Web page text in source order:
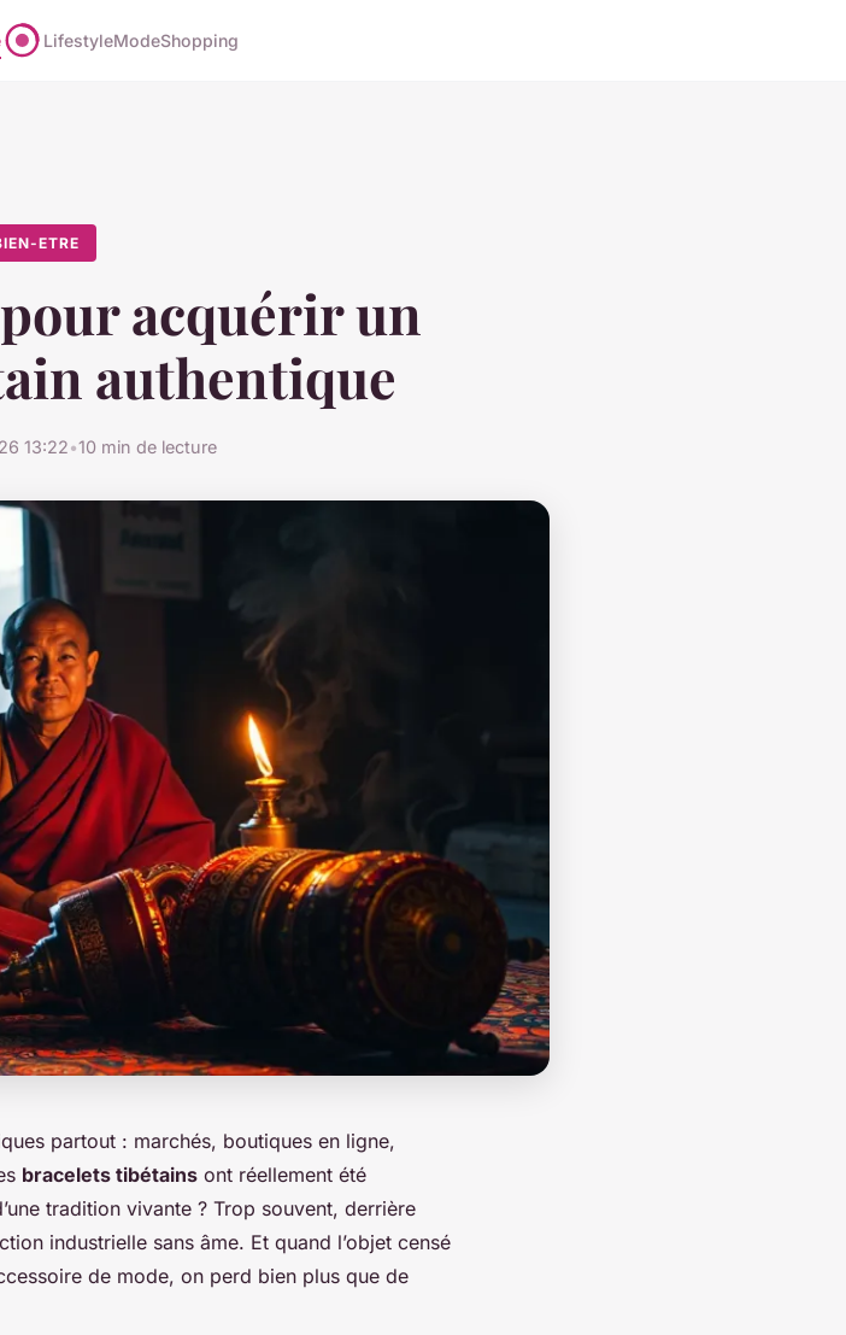
LifestyleModeShopping
ETRE
acquérir un
authentique
13:22•10 min de lecture
partout : marchés, boutiques en ligne,
bracelets tibétains ont réellement été
tradition vivante ? Trop souvent, derrière
industrielle sans âme. Et quand l’objet censé
de mode, on perd bien plus que de